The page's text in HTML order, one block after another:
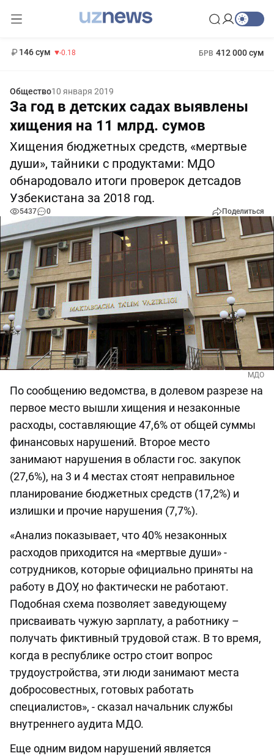
146 сум -0.18 БРВ 412 000 сум
Общество10 января 2019
За год в детских садах выявлены
хищения на 11 млрд. сумов
Хищения бюджетных средств, «мертвые
души», тайники с продуктами: МДО
обнародовало итоги проверок детсадов
Узбекистана за 2018 год.
5437 0 Поделиться
МДО
По сообщению ведомства, в долевом разрезе на
первое место вышли хищения и незаконные
расходы, составляющие 47,6% от общей суммы
финансовых нарушений. Второе место
занимают нарушения в области гос. закупок
(27,6%), на 3 и 4 местах стоят неправильное
планирование бюджетных средств (17,2%) и
излишки и прочие нарушения (7,7%).
«Анализ показывает, что 40% незаконных
расходов приходится на «мертвые души» -
сотрудников, которые официально приняты на
работу в ДОУ, но фактически не работают.
Подобная схема позволяет заведующему
присваивать чужую зарплату, а работнику –
получать фиктивный трудовой стаж. В то время,
когда в республике остро стоит вопрос
трудоустройства, эти люди занимают места
добросовестных, готовых работать
специалистов», - сказал начальник службы
внутреннего аудита МДО.
Еще одним видом нарушений является